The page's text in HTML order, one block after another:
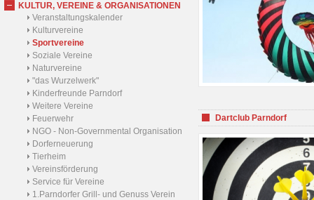
KULTUR, VEREINE & ORGANISATIONEN
Veranstaltungskalender
Kulturvereine
Sportvereine
Soziale Vereine
Naturvereine
"das Wurzelwerk"
Kinderfreunde Parndorf
Weitere Vereine
Feuerwehr
NGO - Non-Governmental Organisation
Dorferneuerung
Tierheim
Vereinsförderung
Service für Vereine
1.Parndorfer Grill- und Genuss Verein
Dartclub Parndorf